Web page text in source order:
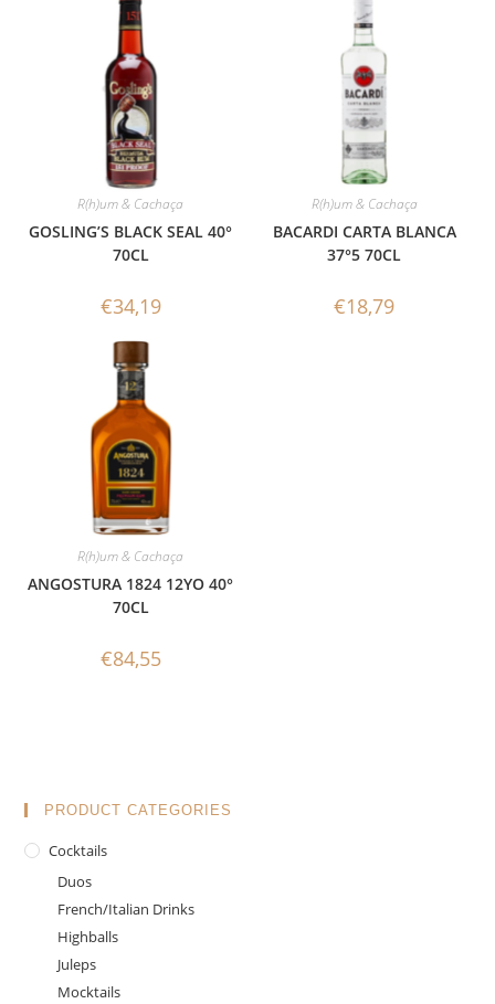
R(h)um & Cachaça
GOSLING’S BLACK SEAL 40°
70CL
€34,19
R(h)um & Cachaça
BACARDI CARTA BLANCA
37°5 70CL
€18,79
R(h)um & Cachaça
ANGOSTURA 1824 12YO 40°
70CL
€84,55
PRODUCT CATEGORIES
Cocktails
Duos
French/Italian Drinks
Highballs
Juleps
Mocktails